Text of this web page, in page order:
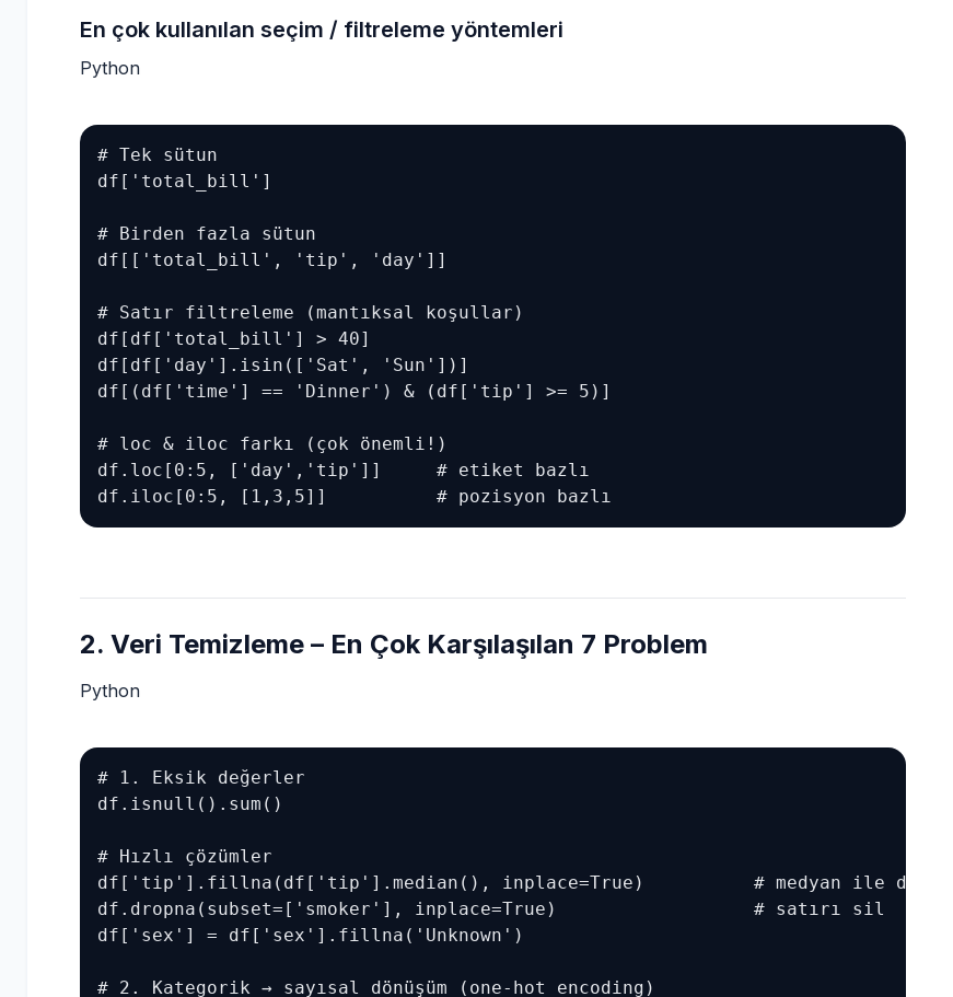
En çok kullanılan seçim / filtreleme yöntemleri
Python
# Tek sütun
df['total_bill']
# Birden fazla sütun
df[['total_bill', 'tip', 'day']]
# Satır filtreleme (mantıksal koşullar)
df[df['total_bill'] > 40]
df[df['day'].isin(['Sat', 'Sun'])]
df[(df['time'] == 'Dinner') & (df['tip'] >= 5)]
# loc & iloc farkı (çok önemli!)
df.loc[0:5, ['day','tip']]     # etiket bazlı
df.iloc[0:5, [1,3,5]]          # pozisyon bazlı
2. Veri Temizleme – En Çok Karşılaşılan 7 Problem
Python
# 1. Eksik değerler
df.isnull().sum()
# Hızlı çözümler
df['tip'].fillna(df['tip'].median(), inplace=True)          # medyan ile doldur
df.dropna(subset=['smoker'], inplace=True)                  # satırı sil
df['sex'] = df['sex'].fillna('Unknown')
# 2. Kategorik → sayısal dönüşüm (one-hot encoding)